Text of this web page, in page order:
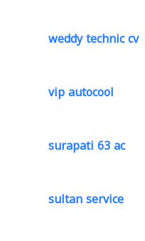
weddy technic cv
vip autocool
surapati 63 ac
sultan service